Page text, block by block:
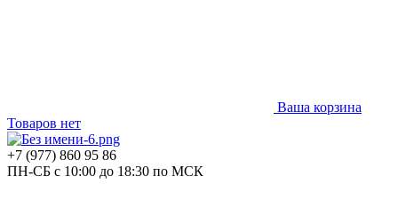
Ваша корзина
Товаров нет
+7 (977) 860 95 86
ПН-СБ с 10:00 до 18:30 по МСК